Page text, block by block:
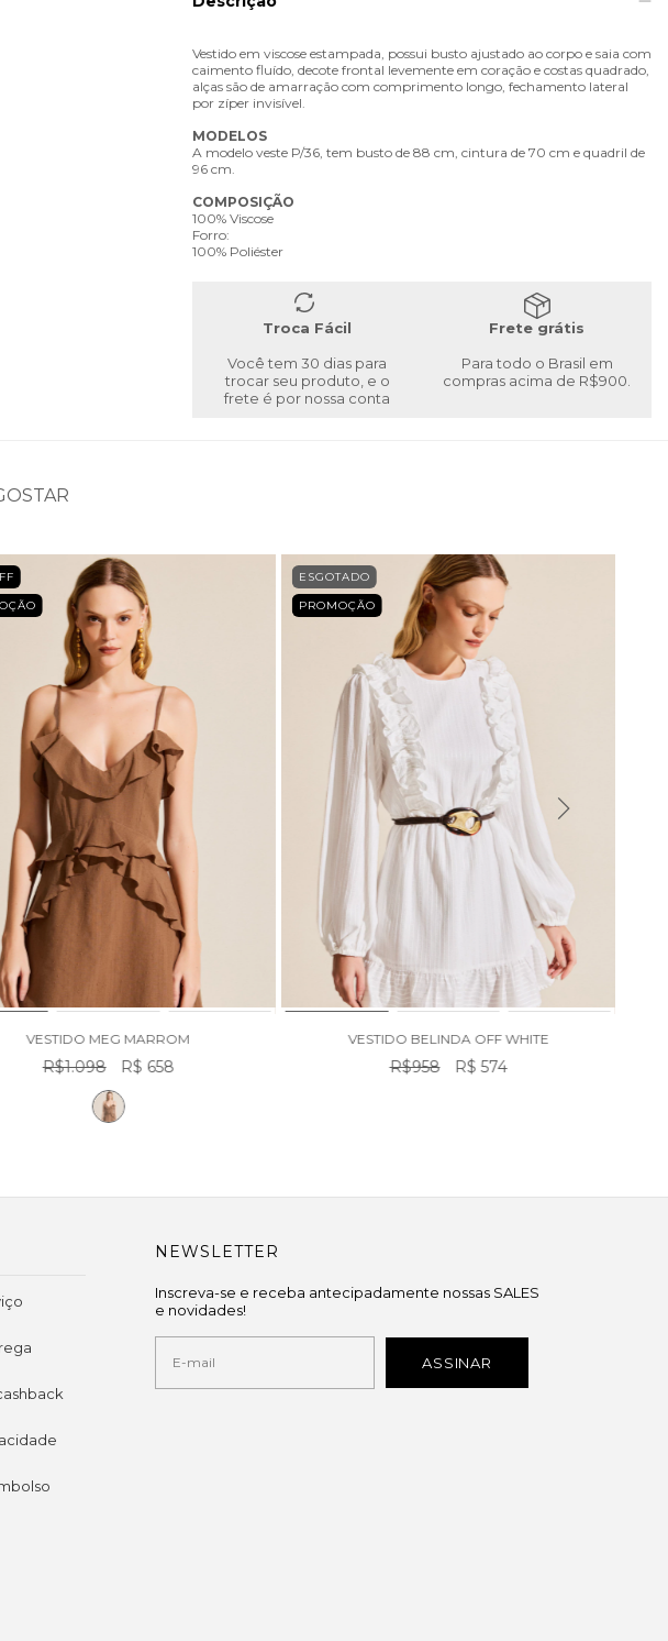
Vestido em viscose estampada, possui busto ajustado ao corpo e saia com
caimento fluído, decote frontal levemente em coração e costas quadrado,
alças são de amarração com comprimento longo, fechamento lateral
por zíper invisível.
MODELOS
A modelo veste P/36, tem busto de 88 cm, cintura de 70 cm e quadril de
96 cm.
COMPOSIÇÃO
100% Viscose
Forro:
100% Poliéster
Troca Fácil
Você tem 30 dias para
trocar seu produto, e o
frete é por nossa conta
Frete grátis
Para todo o Brasil em
compras acima de R$900.
VESTIDO MEG MARROM
R$1.098 R$ 658
ESGOTADO
PROMOÇÃO
VESTIDO BELINDA OFF WHITE
R$958 R$ 574
NEWSLETTER
Inscreva-se e receba antecipadamente nossas SALES
e novidades!